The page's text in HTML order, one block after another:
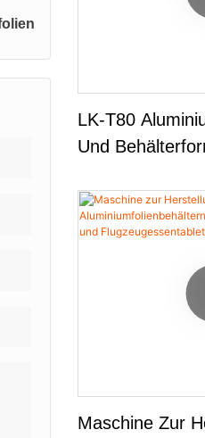
LK-T80
Und
Maschine Zur